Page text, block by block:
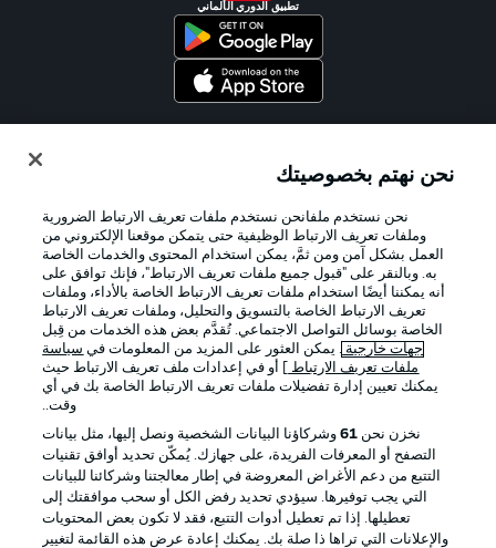
تطبيق الدوري الألماني
الإعلانات الإخطارات القانونية
شروط الاستخدام القنوات الناقلة
الوظائف جهة النشر
تواصل معنا اللاعبون
نحن نهتم بخصوصيتك
نحن نستخدم ملفانحن نستخدم ملفات تعريف الارتباط الضرورية
وملفات تعريف الارتباط الوظيفية حتى يتمكن موقعنا الإلكتروني من
العمل بشكل آمن ومن ثمَّ، يمكن استخدام المحتوى والخدمات الخاصة
به. وبالنقر على "قبول جميع ملفات تعريف الارتباط"، فإنك توافق على
أنه يمكننا أيضًا استخدام ملفات تعريف الارتباط الخاصة بالأداء، وملفات
تعريف الارتباط الخاصة بالتسويق والتحليل، وملفات تعريف الارتباط
الخاصة بوسائل التواصل الاجتماعي. تُقدَّم بعض هذه الخدمات من قِبل
جهات خارجية . يمكن العثور على المزيد من المعلومات في سياسة
ملفات تعريف الارتباط
] أو في إعدادات ملف تعريف الارتباط حيث
يمكنك تعيين إدارة تفضيلات ملفات تعريف الارتباط الخاصة بك في أي
وقت..
نخزن نحن 61وشركاؤنا البيانات الشخصية ونصل إليها، مثل بيانات
التصفح أو المعرفات الفريدة، على جهازك. يُمكّن تحديد أوافق تقنيات
التتبع من دعم الأغراض المعروضة في إطار معالجتنا وشركائنا للبيانات
التي يجب توفيرها. سيؤدي تحديد رفض الكل أو سحب موافقتك إلى
تعطيلها. إذا تم تعطيل أدوات التتبع، فقد لا تكون بعض المحتويات
والإعلانات التي تراها ذا صلة بك. يمكنك إعادة عرض هذه القائمة لتغيير